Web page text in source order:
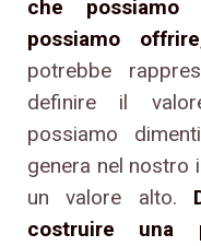
che
possiamo offrire
potrebbe
definire il
possiamo
genera nel nostro
un valore alto.
costruire una